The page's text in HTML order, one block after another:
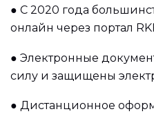
● С 2020 года
онлайн через портал
● Электронные
силу и защищены
● Дистанционное